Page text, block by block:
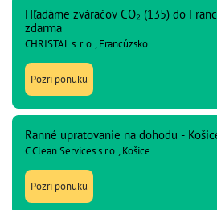
Hľadáme zváračov CO₂ (135) do
zdarma
CHRISTAL s. r. o., Francúzsko
Pozri ponuku
Ranné upratovanie na dohodu -
C Clean Services s.r.o., Košice
Pozri ponuku